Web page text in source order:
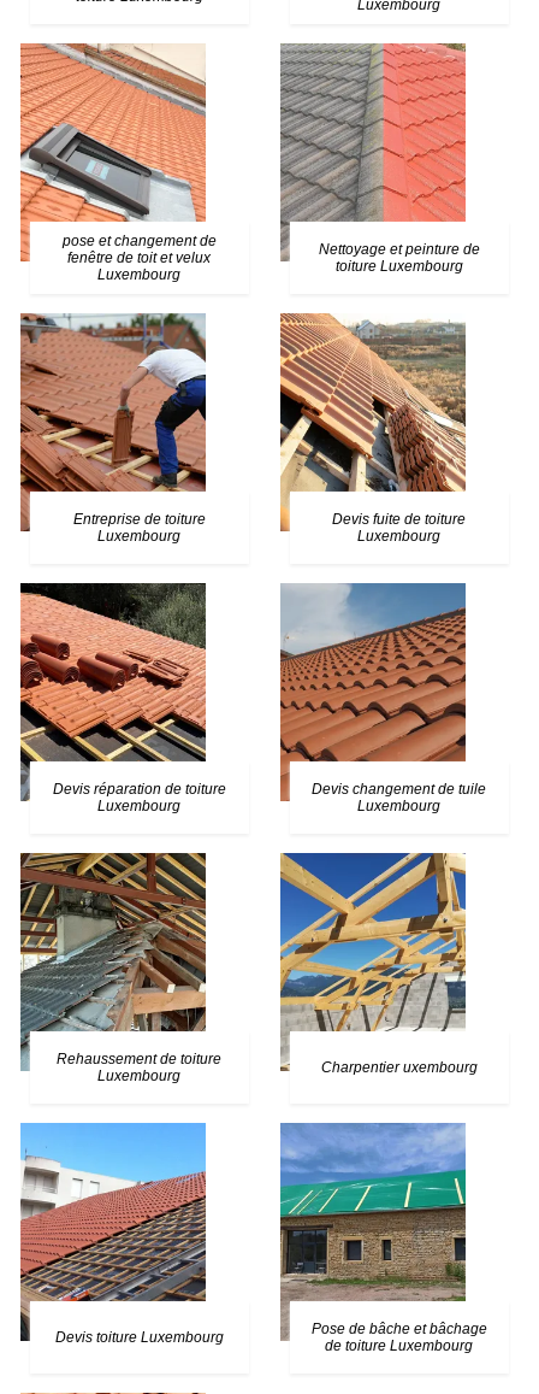
Luxembourg
pose et changement de
fenêtre de toit et velux
Luxembourg
Nettoyage et peinture de
toiture Luxembourg
Entreprise de toiture
Luxembourg
Devis fuite de toiture
Luxembourg
Devis réparation de toiture
Luxembourg
Devis changement de tuile
Luxembourg
Rehaussement de toiture
Luxembourg
Charpentier uxembourg
Devis toiture Luxembourg
Pose de bâche et bâchage
de toiture Luxembourg